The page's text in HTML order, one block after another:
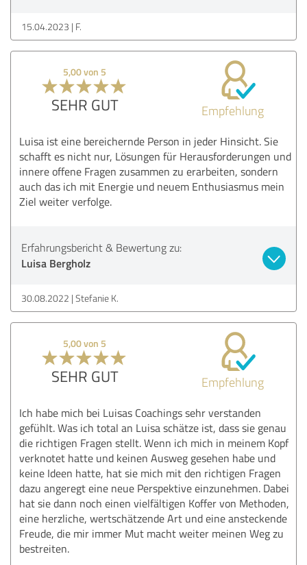
15.04.2023 F.
5,00 von 5
SEHR GUT Empfehlung
Luisa ist eine bereichernde Person in jeder Hinsicht. Sie
schafft es nicht nur, Lösungen für Herausforderungen und
innere offene Fragen zusammen zu erarbeiten, sondern
auch das ich mit Energie und neuem Enthusiasmus mein
Ziel weiter verfolge.
Erfahrungsbericht & Bewertung zu:
Luisa Bergholz
30.08.2022 Stefanie K.
5,00 von 5
SEHR GUT Empfehlung
Ich habe mich bei Luisas Coachings sehr verstanden
gefühlt. Was ich total an Luisa schätze ist, dass sie genau
die richtigen Fragen stellt. Wenn ich mich in meinem Kopf
verknotet hatte und keinen Ausweg gesehen habe und
keine Ideen hatte, hat sie mich mit den richtigen Fragen
dazu angeregt eine neue Perspektive einzunehmen. Dabei
hat sie dann noch einen vielfältigen Koffer von Methoden,
eine herzliche, wertschätzende Art und eine ansteckende
Freude, die mir immer Mut macht weiter meinen Weg zu
bestreiten.